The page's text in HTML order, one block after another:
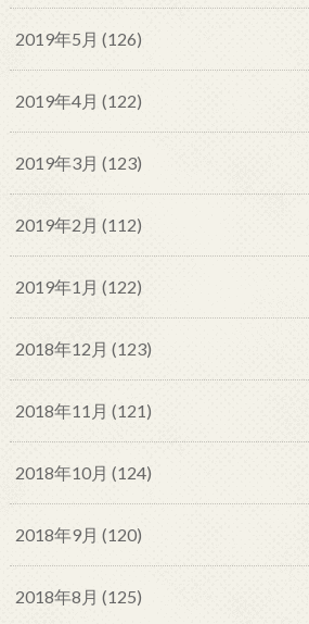
2019年5月 (126)
2019年4月 (122)
2019年3月 (123)
2019年2月 (112)
2019年1月 (122)
2018年12月 (123)
2018年11月 (121)
2018年10月 (124)
2018年9月 (120)
2018年8月 (125)